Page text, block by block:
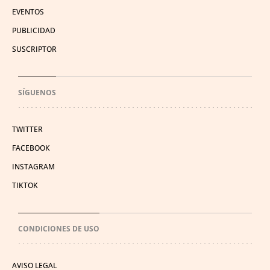
EVENTOS
PUBLICIDAD
SUSCRIPTOR
SÍGUENOS
TWITTER
FACEBOOK
INSTAGRAM
TIKTOK
CONDICIONES DE USO
AVISO LEGAL